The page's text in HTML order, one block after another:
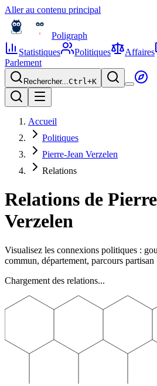
Aller au contenu principal
Poligraph
Statistiques
Politiques Affaires
Parlement
Rechercher...Ctrl+K
Accueil
Politiques
Pierre-Jean Verzelen
Relations
Relations de
Verzelen
Visualisez les connexions politiques :
commun, département, parcours partisan
Chargement des relations...